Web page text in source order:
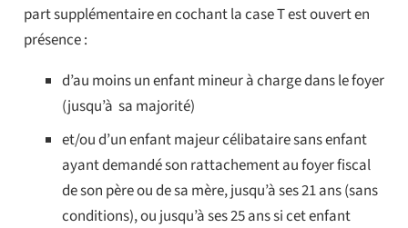
part supplémentaire en cochant la case T est ouvert en
présence :
d’au moins un enfant mineur à charge dans le foyer
(jusqu’à sa majorité)
et/ou d’un enfant majeur célibataire sans enfant
ayant demandé son rattachement au foyer fiscal
de son père ou de sa mère, jusqu’à ses 21 ans (sans
conditions), ou jusqu’à ses 25 ans si cet enfant